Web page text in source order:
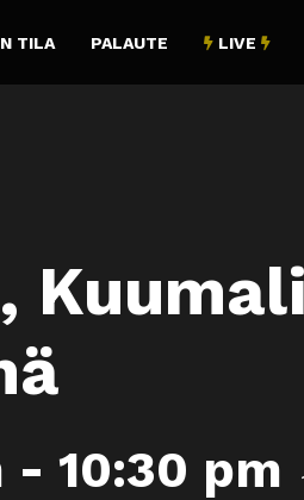
TILA PALAUTE  LIVE 
- 10:30 pm